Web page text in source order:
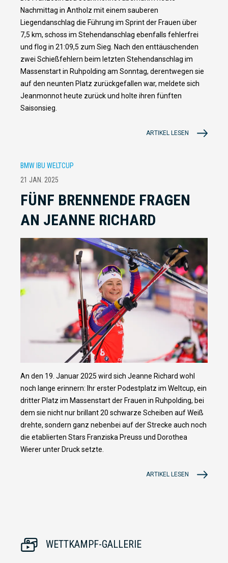
Nachmittag in Antholz mit einem sauberen
Liegendanschlag die Führung im Sprint der Frauen über
7,5 km, schoss im Stehendanschlag ebenfalls fehlerfrei
und flog in 21:09,5 zum Sieg. Nach den enttäuschenden
zwei Schießfehlern beim letzten Stehendanschlag im
Massenstart in Ruhpolding am Sonntag, derentwegen sie
auf den neunten Platz zurückgefallen war, meldete sich
Jeanmonnot heute zurück und holte ihren fünften
Saisonsieg.
ARTIKEL LESEN
BMW IBU WELTCUP
21 JAN. 2025
FÜNF BRENNENDE FRAGEN
AN JEANNE RICHARD
An den 19. Januar 2025 wird sich Jeanne Richard wohl
noch lange erinnern: Ihr erster Podestplatz im Weltcup, ein
dritter Platz im Massenstart der Frauen in Ruhpolding, bei
dem sie nicht nur brillant 20 schwarze Scheiben auf Weiß
drehte, sondern ganz nebenbei auf der Strecke auch noch
die etablierten Stars Franziska Preuss und Dorothea
Wierer unter Druck setzte.
ARTIKEL LESEN
WETTKAMPF-GALLERIE